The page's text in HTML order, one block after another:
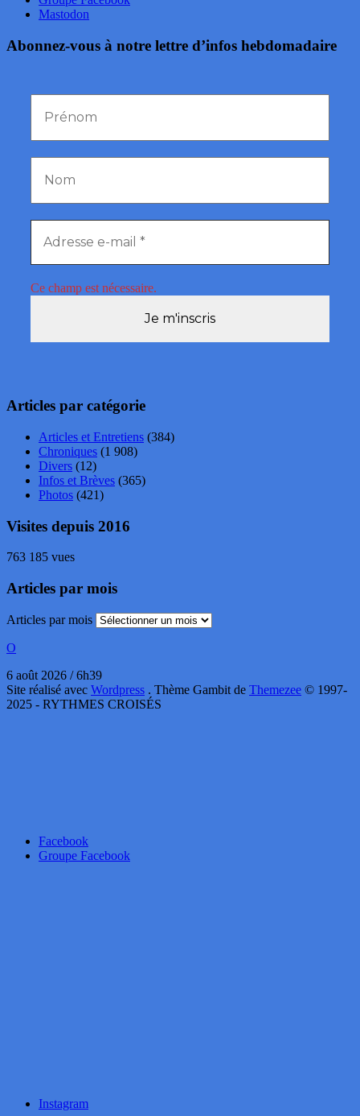
Mastodon
Abonnez-vous à notre lettre d’infos hebdomadaire
Ce champ est nécessaire.
Articles par catégorie
Articles et Entretiens (384)
Chroniques (1 908)
Divers (12)
Infos et Brèves (365)
Photos (421)
Visites depuis 2016
763 185 vues
Articles par mois
Articles par mois
O
6 août 2026 / 6h39
Site réalisé avec Wordpress . Thème Gambit de Themezee © 1997-
2025 - RYTHMES CROISÉS
Facebook
Groupe Facebook
Instagram